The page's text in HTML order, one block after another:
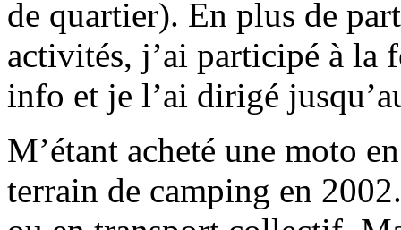
de quartier). En plus de
activités, j’ai participé à
info et je l’ai dirigé
M’étant acheté une moto
terrain de camping en